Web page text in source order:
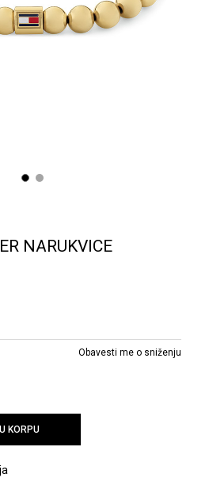
1 2
NARUKVICE
Obavesti me o sniženju
KORPU